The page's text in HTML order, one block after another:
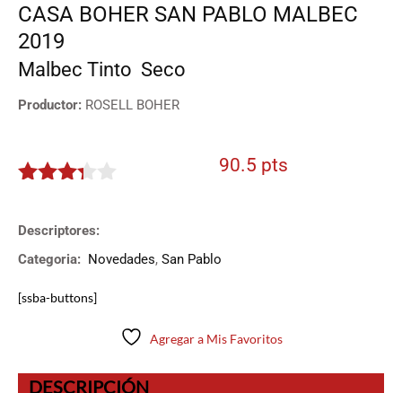
CASA BOHER SAN PABLO MALBEC
2019
Malbec Tinto Seco
Productor: ROSELL BOHER
90.5 pts
Descriptores:
Categoria: Novedades, San Pablo
[ssba-buttons]
Agregar a Mis Favoritos
DESCRIPCIÓN